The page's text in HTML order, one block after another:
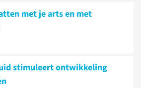
met je arts en met
stimuleert ontwikkeling